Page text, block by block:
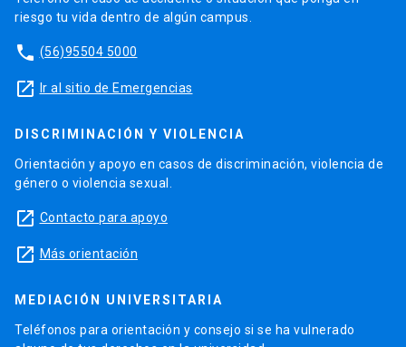
riesgo tu vida dentro de algún campus.
phone (56)95504 5000
launch Ir al sitio de Emergencias
DISCRIMINACIÓN Y VIOLENCIA
Orientación y apoyo en casos de discriminación, violencia de
género o violencia sexual.
launch Contacto para apoyo
launch Más orientación
MEDIACIÓN UNIVERSITARIA
Teléfonos para orientación y consejo si se ha vulnerado